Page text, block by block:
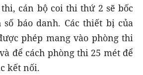
cán bộ coi thi thứ 2 sẽ bốc
số báo danh. Các thiết bị của
phép mang vào phòng thi
để cách phòng thi 25 mét để
kết nối.